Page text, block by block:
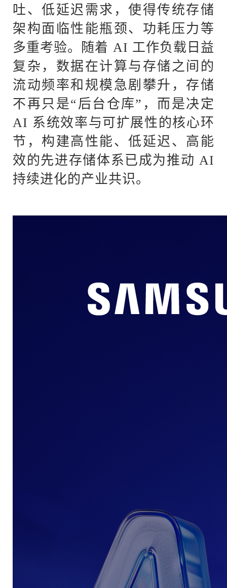
吐、低延迟需求，使得传统存储
架构面临性能瓶颈、功耗压力等
多重考验。随着 AI 工作负载日益
复杂，数据在计算与存储之间的
流动频率和规模急剧攀升，存储
不再只是“后台仓库”，而是决定
AI 系统效率与可扩展性的核心环
节，构建高性能、低延迟、高能
效的先进存储体系已成为推动 AI
持续进化的产业共识。